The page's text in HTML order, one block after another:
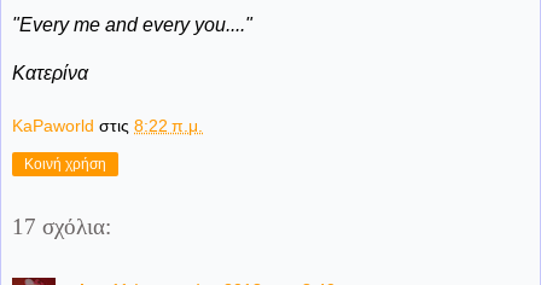
"Every me and every you...."
Κατερίνα
KaPaworld στις 8:22 π.μ.
Κοινή χρήση
17 σχόλια: